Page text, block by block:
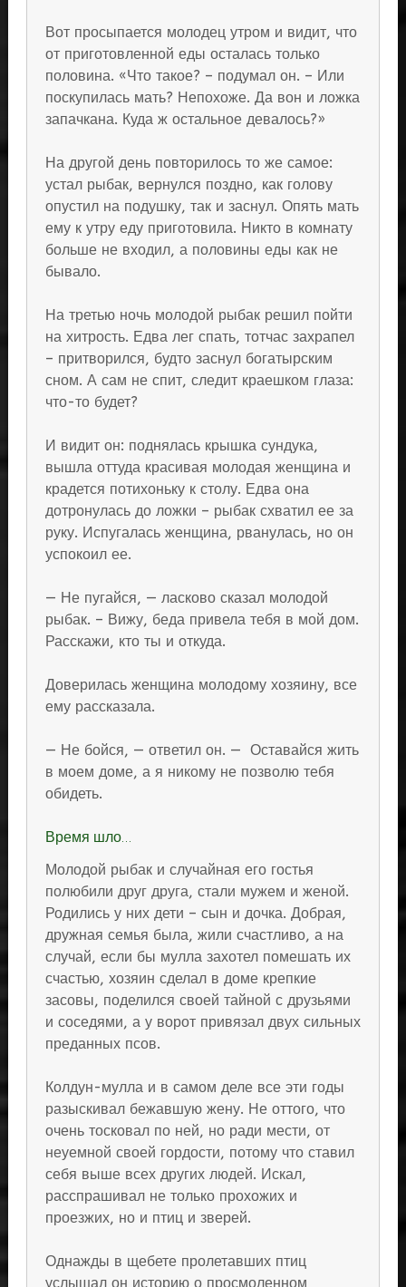
Вот просыпается молодец утром и видит, что
от приготовленной еды осталась только
половина. «Что такое? – подумал он. – Или
поскупилась мать? Непохоже. Да вон и ложка
запачкана. Куда ж остальное девалось?»
На другой день повторилось то же самое:
устал рыбак, вернулся поздно, как голову
опустил на подушку, так и заснул. Опять мать
ему к утру еду приготовила. Никто в комнату
больше не входил, а половины еды как не
бывало.
На третью ночь молодой рыбак решил пойти
на хитрость. Едва лег спать, тотчас захрапел
– притворился, будто заснул богатырским
сном. А сам не спит, следит краешком глаза:
что-то будет?
И видит он: поднялась крышка сундука,
вышла оттуда красивая молодая женщина и
крадется потихоньку к столу. Едва она
дотронулась до ложки – рыбак схватил ее за
руку. Испугалась женщина, рванулась, но он
успокоил ее.
— Не пугайся, — ласково сказал молодой
рыбак. – Вижу, беда привела тебя в мой дом.
Расскажи, кто ты и откуда.
Доверилась женщина молодому хозяину, все
ему рассказала.
— Не бойся, — ответил он. — Оставайся жить
в моем доме, а я никому не позволю тебя
обидеть.
Время шло…
Молодой рыбак и случайная его гостья
полюбили друг друга, стали мужем и женой.
Родились у них дети – сын и дочка. Добрая,
дружная семья была, жили счастливо, а на
случай, если бы мулла захотел помешать их
счастью, хозяин сделал в доме крепкие
засовы, поделился своей тайной с друзьями
и соседями, а у ворот привязал двух сильных
преданных псов.
Колдун-мулла и в самом деле все эти годы
разыскивал бежавшую жену. Не оттого, что
очень тосковал по ней, но ради мести, от
неуемной своей гордости, потому что ставил
себя выше всех других людей. Искал,
расспрашивал не только прохожих и
проезжих, но и птиц и зверей.
Однажды в щебете пролетавших птиц
услышал он историю о просмоленном